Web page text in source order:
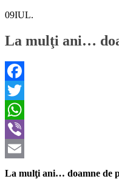
09IUL.
La mulţi ani…
Facebook
Twitter
WhatsApp
Viber
Email
La mulţi ani… doamne de